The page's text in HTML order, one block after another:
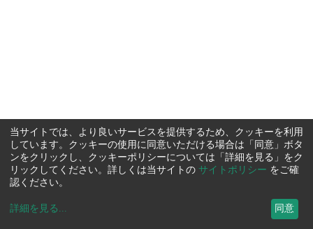
当サイトでは、より良いサービスを提供するため、クッキーを利用
しています。クッキーの使用に同意いただける場合は「同意」ボタ
ンをクリックし、クッキーポリシーについては「詳細を見る」をク
リックしてください。詳しくは当サイトの サイトポリシー をご確
認ください。
詳細を見る ... 同意